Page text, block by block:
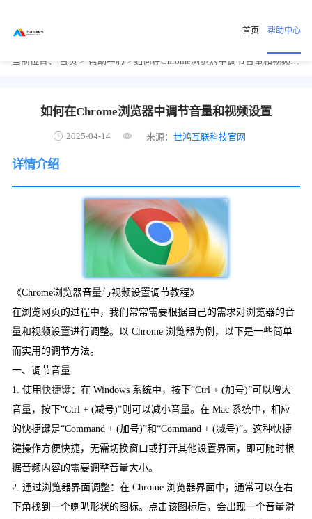
首页 帮助中心
当前位置： 首页 > 帮助中心 > 如何在Chrome浏览器中调节音量和视频设置
如何在Chrome浏览器中调节音量和视频设置
2025-04-14 来源：世鸿互联科技官网
详情介绍
《Chrome浏览器音量与视频设置调节教程》
在浏览网页的过程中，我们常常需要根据自己的需求对浏览器的音
量和视频设置进行调整。以 Chrome 浏览器为例，以下是一些简单
而实用的调节方法。
一、调节音量
1. 使用快捷键：在 Windows 系统中，按下“Ctrl + (加号)”可以增大
音量，按下“Ctrl + (减号)”则可以减小音量。在 Mac 系统中，相应
的快捷键是“Command + (加号)”和“Command + (减号)”。这种快捷
键操作方便快捷，无需切换窗口或打开其他设置界面，即可随时根
据音频内容的需要调整音量大小。
2. 通过浏览器界面调整：在 Chrome 浏览器界面中，通常可以在右
下角找到一个喇叭形状的图标。点击该图标后，会出现一个音量滑